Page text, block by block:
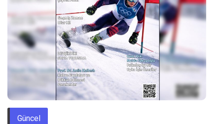
Güncel